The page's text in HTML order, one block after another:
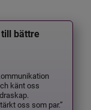
bättre
känt oss
oss som par.”